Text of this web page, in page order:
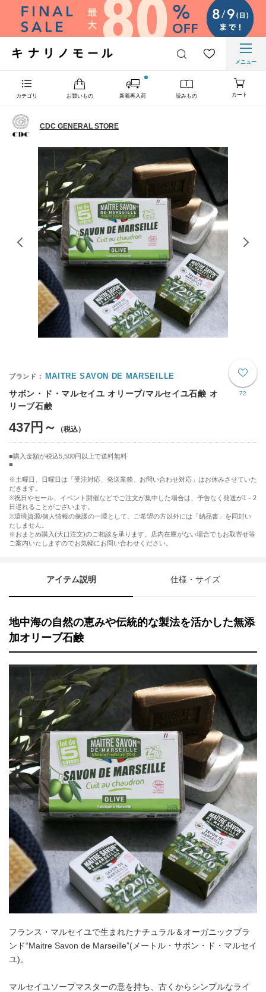
メニュー
カテゴリ お買いもの 新着再入荷 読みもの カート
CDC GENERAL STORE
72
MAITRE SAVON DE MARSEILLE
サボン・ド・マルセイユ オリーブ/マルセイユ石鹸 オ
リーブ石鹸
437円～
購入金額が税込5,500円以上で送料無料
※土曜日、日曜日は「受注対応、発送業務、お問い合わせ対応」はお休みさせていた
だきます。
※祝日やセール、イベント開催などでご注文が集中した場合は、予告なく発送が1－2
日遅れることがございます。
※環境資源/個人情報の保護の一環として、ご希望の方以外には「納品書」を同封い
たしません。
※おまとめ購入(大口注文)のご相談を承ります。店内在庫がない場合でもお取寄せ等
ご案内いたしますのでお気軽にお問い合わせください。
アイテム説明 仕様・サイズ
地中海の自然の恵みや伝統的な製法を活かした無添
加オリーブ石鹸
フランス・マルセイユで生まれたナチュラル＆オーガニックブラ
ンド“Maitre Savon de Marseille”(メートル・サボン・ド・マルセイ
ユ)。
マルセイユソープマスターの意を持ち、古くからシンプルなライ